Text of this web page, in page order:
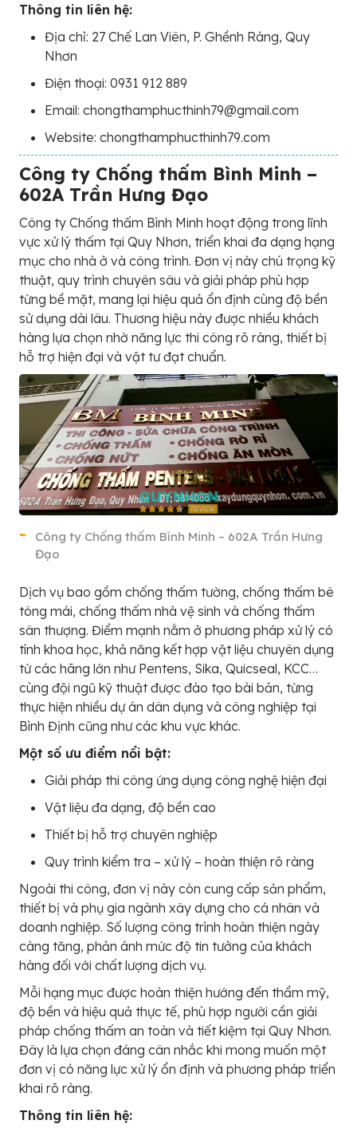
Thông tin liên hệ:
Địa chỉ: 27 Chế Lan Viên, P. Ghềnh Ráng, Quy
Nhơn
Điện thoại: 0931 912 889
Email: chongthamphucthinh79@gmail.com
Website: chongthamphucthinh79.com
Công ty Chống thấm Bình Minh –
602A Trần Hưng Đạo
Công ty Chống thấm Bình Minh hoạt động trong lĩnh
vực xử lý thấm tại Quy Nhơn, triển khai đa dạng hạng
mục cho nhà ở và công trình. Đơn vị này chú trọng kỹ
thuật, quy trình chuyên sâu và giải pháp phù hợp
từng bề mặt, mang lại hiệu quả ổn định cùng độ bền
sử dụng dài lâu. Thương hiệu này được nhiều khách
hàng lựa chọn nhờ năng lực thi công rõ ràng, thiết bị
hỗ trợ hiện đại và vật tư đạt chuẩn.
Công ty Chống thấm Bình Minh – 602A Trần Hưng
Đạo
Dịch vụ bao gồm chống thấm tường, chống thấm bê
tông mái, chống thấm nhà vệ sinh và chống thấm
sân thượng. Điểm mạnh nằm ở phương pháp xử lý có
tính khoa học, khả năng kết hợp vật liệu chuyên dụng
từ các hãng lớn như Pentens, Sika, Quicseal, KCC…
cùng đội ngũ kỹ thuật được đào tạo bài bản, từng
thực hiện nhiều dự án dân dụng và công nghiệp tại
Bình Định cũng như các khu vực khác.
Một số ưu điểm nổi bật:
Giải pháp thi công ứng dụng công nghệ hiện đại
Vật liệu đa dạng, độ bền cao
Thiết bị hỗ trợ chuyên nghiệp
Quy trình kiểm tra – xử lý – hoàn thiện rõ ràng
Ngoài thi công, đơn vị này còn cung cấp sản phẩm,
thiết bị và phụ gia ngành xây dựng cho cá nhân và
doanh nghiệp. Số lượng công trình hoàn thiện ngày
càng tăng, phản ánh mức độ tin tưởng của khách
hàng đối với chất lượng dịch vụ.
Mỗi hạng mục được hoàn thiện hướng đến thẩm mỹ,
độ bền và hiệu quả thực tế, phù hợp người cần giải
pháp chống thấm an toàn và tiết kiệm tại Quy Nhơn.
Đây là lựa chọn đáng cân nhắc khi mong muốn một
đơn vị có năng lực xử lý ổn định và phương pháp triển
khai rõ ràng.
Thông tin liên hệ: